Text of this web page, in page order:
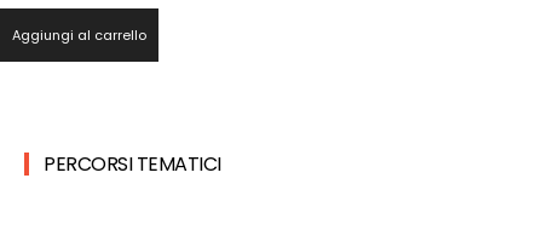
Aggiungi al carrello
PERCORSI TEMATICI